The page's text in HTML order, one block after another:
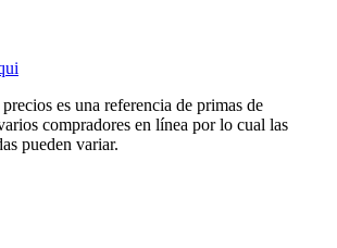
es una referencia de primas de
compradores en línea por lo cual las
pueden variar.